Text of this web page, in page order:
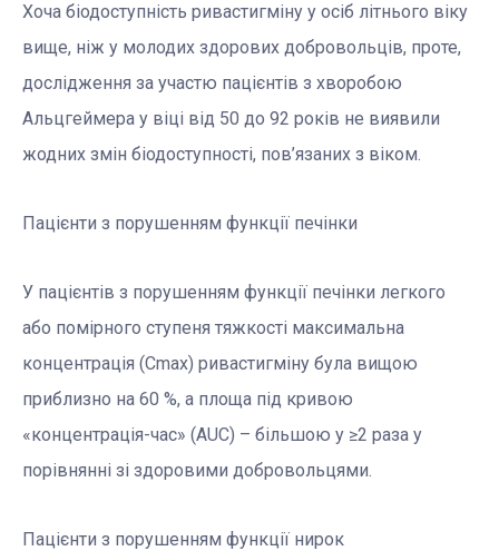
Хоча біодоступність ривастигміну у осіб літнього віку
вище, ніж у молодих здорових добровольців, проте,
дослідження за участю пацієнтів з хворобою
Альцгеймера у віці від 50 до 92 років не виявили
жодних змін біодоступності, пов’язаних з віком.
Пацієнти з порушенням функції печінки
У пацієнтів з порушенням функції печінки легкого
або помірного ступеня тяжкості максимальна
концентрація (Сmax) ривастигміну була вищою
приблизно на 60 %, а площа під кривою
«концентрація-час» (AUC) – більшою у ≥2 раза у
порівнянні зі здоровими добровольцями.
Пацієнти з порушенням функції нирок